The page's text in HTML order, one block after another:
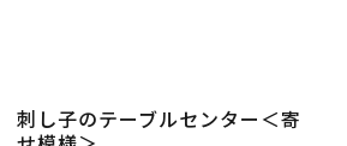
刺し子のテーブルセンター＜寄